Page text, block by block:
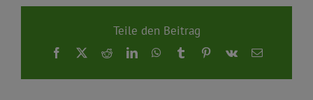
Teile den Beitrag
Facebook
X RedditLinkedInWhatsApp
TumblrPinterest
Vk
E-